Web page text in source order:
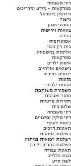
דיני משפחה
פונדקאות - מידע ומדריכים
גירושין בישראל
גישור
הסכמי ממון
צוואות וירושות
בגידה
אפוטרופוס
בית דין רבני
אלימות במשפחה
פונדקאות
אימוץ ילדים
נישואים אזרחיים
ידועים בציבור
מזונות
מזונות ילדים
משמורת משותפת
ממזר ואבהות
חקירות פרטיות
שלום בית
דיני משפחה
דיני נזיקין ופיצויים
ביטוח לאומי
תאונות דרכים
רשלנות רפואית
רשלנות רפואית בניתוח
רשלנות בהריון ולידה
תאונת עבודה
נכות כללית
לשון הרע